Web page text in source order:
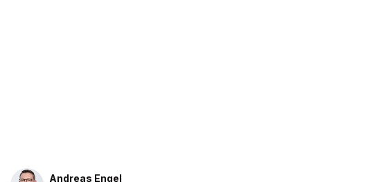
Andreas Engel